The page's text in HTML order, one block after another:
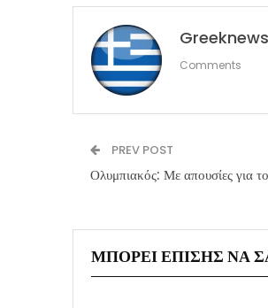
Comments
PREV POST
Ολυμπιακός: Με απουσίες για
ΜΠΟΡΕΊ ΕΠΊΣΗΣ ΝΑ